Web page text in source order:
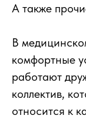
А также
В
комфортные
работают
коллектив,
относится к